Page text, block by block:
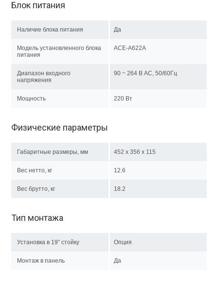
Блок питания
Наличие блока питания Да
Модель установленного блока
питания
ACE-A622A
Диапазон входного
напряжения
90 ~ 264 В AC, 50/60Гц
Мощность 220 Вт
Физические параметры
Габаритные размеры, мм 452 x 356 x 115
Вес нетто, кг 12.6
Вес брутто, кг 18.2
Тип монтажа
Установка в 19” стойку Опция
Монтаж в панель Да